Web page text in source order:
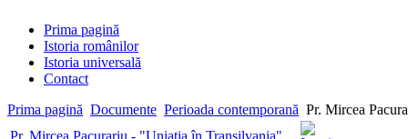
Prima pagină
Istoria românilor
Istoria universală
Contact
Prima pagină Documente Perioada contemporană Pr. Mircea
Pr. Mircea Pacurariu - "Uniaţia în Transilvania"